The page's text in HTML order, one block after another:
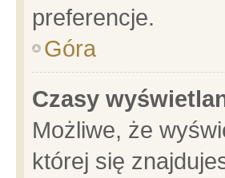
preferencje.
Góra
Czasy
Możliwe, że
której się